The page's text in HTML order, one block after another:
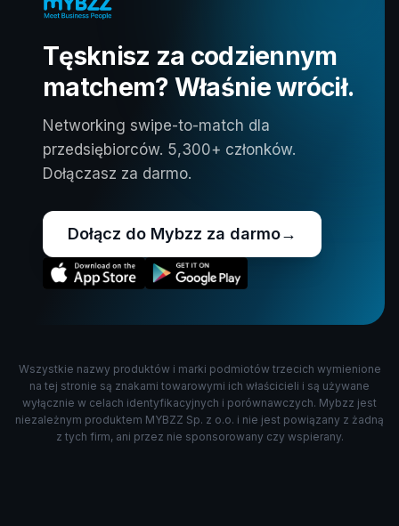
Tęsknisz za codziennym
matchem? Właśnie wrócił.
Networking swipe-to-match dla
przedsiębiorców. 5,300+ członków.
Dołączasz za darmo.
Dołącz do Mybzz za darmo→
Wszystkie nazwy produktów i marki podmiotów trzecich wymienione
na tej stronie są znakami towarowymi ich właścicieli i są używane
wyłącznie w celach identyfikacyjnych i porównawczych. Mybzz jest
niezależnym produktem MYBZZ Sp. z o.o. i nie jest powiązany z żadną
z tych firm, ani przez nie sponsorowany czy wspierany.